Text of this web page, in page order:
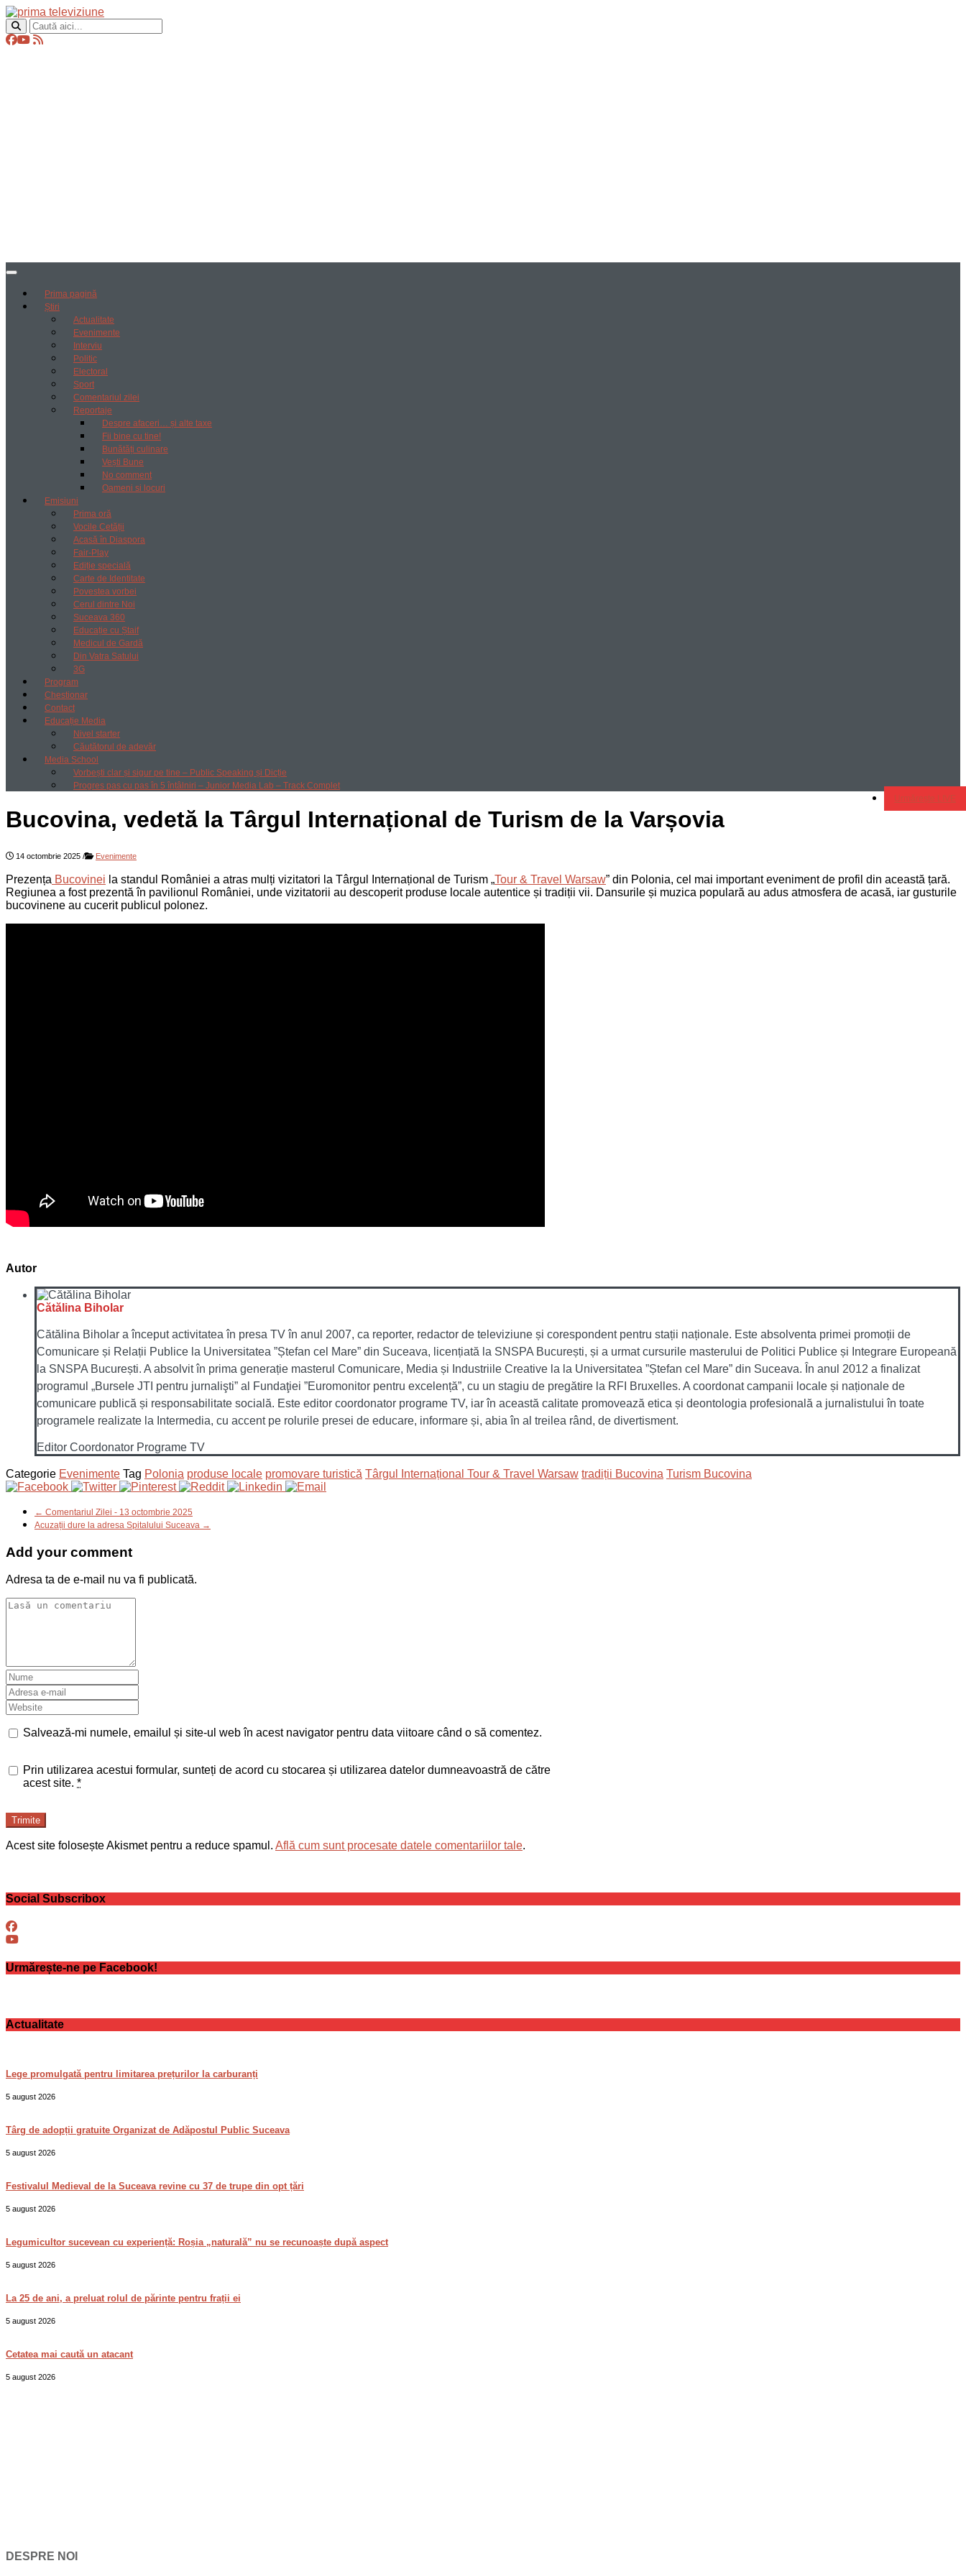
Prima pagină
Știri
Actualitate
Evenimente
Interviu
Politic
Electoral
Sport
Comentariul zilei
Reportaje
Despre afaceri… și alte taxe
Fii bine cu tine!
Bunătăți culinare
Vești Bune
No comment
Oameni si locuri
Emisiuni
Prima oră
Vocile Cetății
Acasă în Diaspora
Fair-Play
Ediție specială
Carte de Identitate
Povestea vorbei
Cerul dintre Noi
Suceava 360
Educație cu Ștaif
Medicul de Gardă
Din Vatra Satului
3G
Program
Chestionar
Contact
Educație Media
Nivel starter
Căutătorul de adevăr
Media School
Vorbești clar și sigur pe tine – Public Speaking și Dicție
Progres pas cu pas în 5 întâlniri – Junior Media Lab – Track Complet
Urmărește LIVE
Bucovina, vedetă la Târgul Internațional de Turism de la Varșovia
14 octombrie 2025 / Evenimente
Prezența Bucovinei la standul României a atras mulți vizitatori la Târgul Internațional de Turism „Tour & Travel Warsaw” din Polonia, cel mai important eveniment de profil din această țară.
Regiunea a fost prezentă în pavilionul României, unde vizitatorii au descoperit produse locale autentice și tradiții vii. Dansurile și muzica populară au adus atmosfera de acasă, iar gusturile
bucovinene au cucerit publicul polonez.
Autor
Cătălina Biholar
Cătălina Biholar a început activitatea în presa TV în anul 2007, ca reporter, redactor de televiziune și corespondent pentru stații naționale. Este absolventa primei promoții de
Comunicare și Relații Publice la Universitatea ”Ștefan cel Mare” din Suceava, licențiată la SNSPA București, și a urmat cursurile masterului de Politici Publice și Integrare Europeană
la SNSPA București. A absolvit în prima generație masterul Comunicare, Media și Industriile Creative la la Universitatea ”Ștefan cel Mare” din Suceava. În anul 2012 a finalizat
programul „Bursele JTI pentru jurnalişti” al Fundaţiei ”Euromonitor pentru excelență”, cu un stagiu de pregătire la RFI Bruxelles. A coordonat campanii locale și naționale de
comunicare publică și responsabilitate socială. Este editor coordonator programe TV, iar în această calitate promovează etica și deontologia profesională a jurnalistului în toate
programele realizate la Intermedia, cu accent pe rolurile presei de educare, informare și, abia în al treilea rând, de divertisment.
Editor Coordonator Programe TV
Categorie Evenimente Tag Polonia produse locale promovare turistică Târgul Internațional Tour & Travel Warsaw tradiții Bucovina Turism Bucovina
← Comentariul Zilei - 13 octombrie 2025
Acuzații dure la adresa Spitalului Suceava →
Add your comment
Adresa ta de e-mail nu va fi publicată.
Salvează-mi numele, emailul și site-ul web în acest navigator pentru data viitoare când o să comentez.
Prin utilizarea acestui formular, sunteți de acord cu stocarea și utilizarea datelor dumneavoastră de către
acest site. *
Trimite
Acest site folosește Akismet pentru a reduce spamul. Află cum sunt procesate datele comentariilor tale.
Social Subscribox
Urmărește-ne pe Facebook!
Actualitate
Lege promulgată pentru limitarea prețurilor la carburanți
5 august 2026
Târg de adopții gratuite Organizat de Adăpostul Public Suceava
5 august 2026
Festivalul Medieval de la Suceava revine cu 37 de trupe din opt țări
5 august 2026
Legumicultor sucevean cu experiență: Roșia „naturală” nu se recunoaște după aspect
5 august 2026
La 25 de ani, a preluat rolul de părinte pentru frații ei
5 august 2026
Cetatea mai caută un atacant
5 august 2026
DESPRE NOI